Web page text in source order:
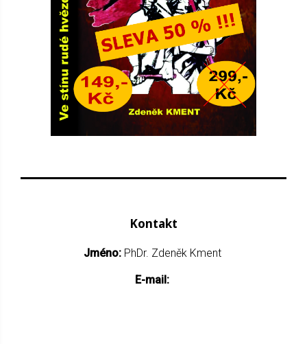
Kontakt
Jméno: PhDr. Zdeněk Kment
E-mail: